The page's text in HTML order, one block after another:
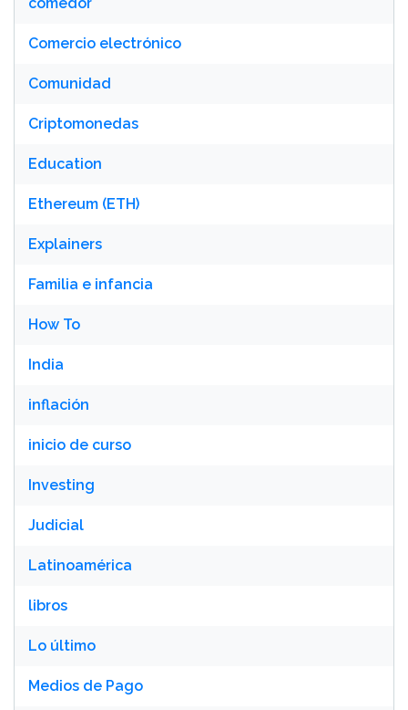
Comercio electrónico
Comunidad
Criptomonedas
Education
Ethereum (ETH)
Explainers
Familia e infancia
How To
India
inflación
inicio de curso
Investing
Judicial
Latinoamérica
libros
Lo último
Medios de Pago